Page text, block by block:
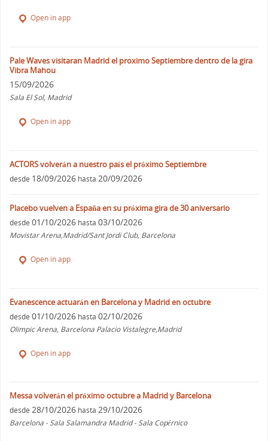
Open in app
Pale Waves visitaran Madrid el proximo Septiembre dentro de la gira
Vibra Mahou
15/09/2026
Sala El Sol, Madrid
Open in app
ACTORS volverán a nuestro país el próximo Septiembre
desde 18/09/2026 hasta 20/09/2026
Placebo vuelven a España en su próxima gira de 30 aniversario
desde 01/10/2026 hasta 03/10/2026
Movistar Arena,Madrid/Sant Jordi Club, Barcelona
Open in app
Evanescence actuarán en Barcelona y Madrid en octubre
desde 01/10/2026 hasta 02/10/2026
Olimpic Arena, Barcelona Palacio Vistalegre,Madrid
Open in app
Messa volverán el próximo octubre a Madrid y Barcelona
desde 28/10/2026 hasta 29/10/2026
Barcelona - Sala Salamandra Madrid - Sala Copérnico